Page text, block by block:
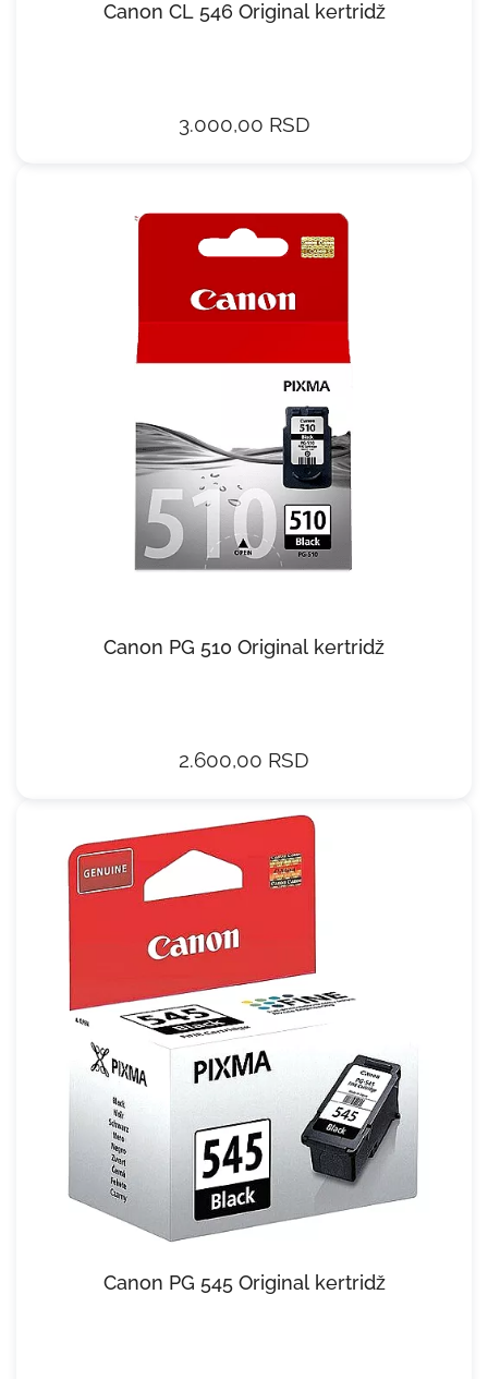
Canon CL 546 Original kertridž
3.000,00 RSD
Canon PG 510 Original kertridž
2.600,00 RSD
Canon PG 545 Original kertridž